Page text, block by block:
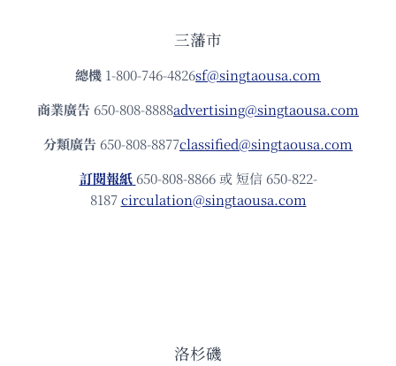
三藩市
總機 1-800-746-4826sf@singtaousa.com
商業廣告 650-808-8888advertising@singtaousa.com
分類廣告 650-808-8877classified@singtaousa.com
訂閱報紙 650-808-8866 或 短信 650-822-
8187circulation@singtaousa.com
洛杉磯